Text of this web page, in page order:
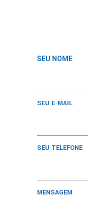
SEU NOME
SEU E-MAIL
SEU TELEFONE
MENSAGEM